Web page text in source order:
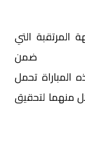
المرتقبة التي
هوتسبر
ضمن
المباراة تحمل
منهما لتحقيق